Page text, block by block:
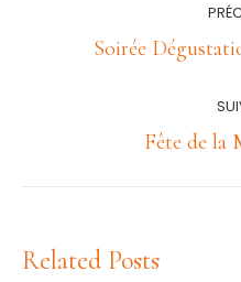
articleSoirée
Fête de la
Related Posts